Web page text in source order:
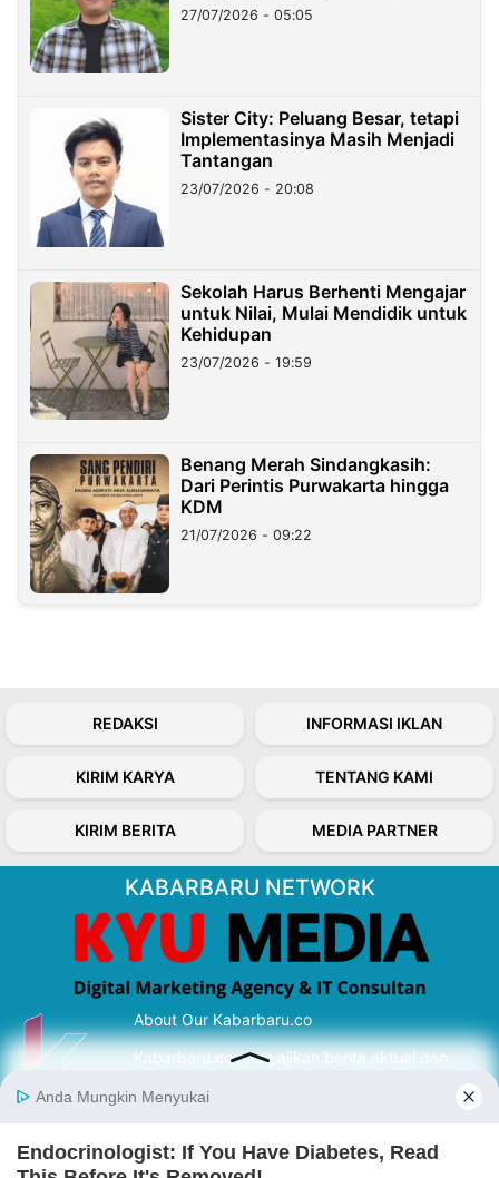
27/07/2026 - 05:05
Sister City: Peluang Besar, tetapi
Implementasinya Masih Menjadi
Tantangan
23/07/2026 - 20:08
Sekolah Harus Berhenti Mengajar
untuk Nilai, Mulai Mendidik untuk
Kehidupan
23/07/2026 - 19:59
Benang Merah Sindangkasih:
Dari Perintis Purwakarta hingga
KDM
21/07/2026 - 09:22
REDAKSI INFORMASI IKLAN
KIRIM KARYA TENTANG KAMI
KIRIM BERITA MEDIA PARTNER
KABARBARU NETWORK
About Our Kabarbaru.co
Kabarbaru.co menyajikan berita aktual dan
serta terverifikasi dari sumber yang tepat.
Follow Kabarbaru